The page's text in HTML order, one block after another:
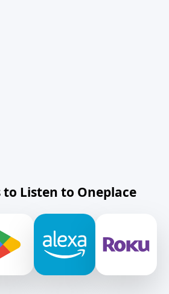
to Listen to Oneplace